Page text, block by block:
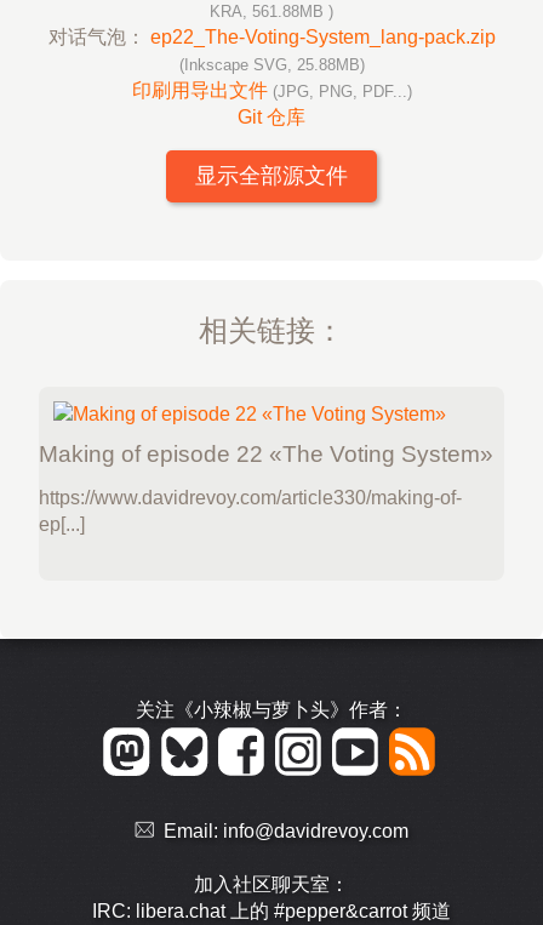
KRA, 561.88MB )
对话气泡： ep22_The-Voting-System_lang-pack.zip
(Inkscape SVG, 25.88MB)
印刷用导出文件 (JPG, PNG, PDF...)
Git 仓库
显示全部源文件
相关链接：
Making of episode 22 «The Voting System»
https://www.davidrevoy.com/article330/making-of-
ep[...]
关注《小辣椒与萝卜头》作者：
Email: info@davidrevoy.com
加入社区聊天室：
IRC: libera.chat 上的 #pepper&carrot 频道